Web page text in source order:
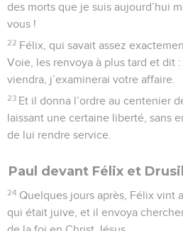
des morts que je suis aujourd’hui
vous !
22 Félix, qui savait assez
Voie, les renvoya à plus tard et dit
viendra, j’examinerai votre affaire.
23 Et il donna l’ordre au centenier
laissant une certaine liberté, sans
de lui rendre service.
Paul devant Félix et
24 Quelques jours après, Félix vint
qui était juive, et il envoya